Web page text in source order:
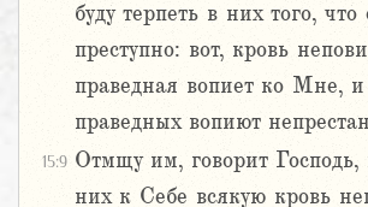
буду терпеть в них того,
преступно: вот, кровь
праведная вопиет ко Мне,
праведных вопиют
15:9 Отмщу им, говорит Господь,
них к Себе всякую кровь